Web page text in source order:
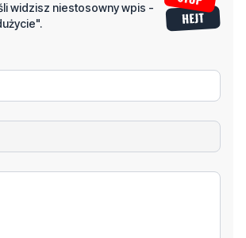
widzisz niestosowny wpis -